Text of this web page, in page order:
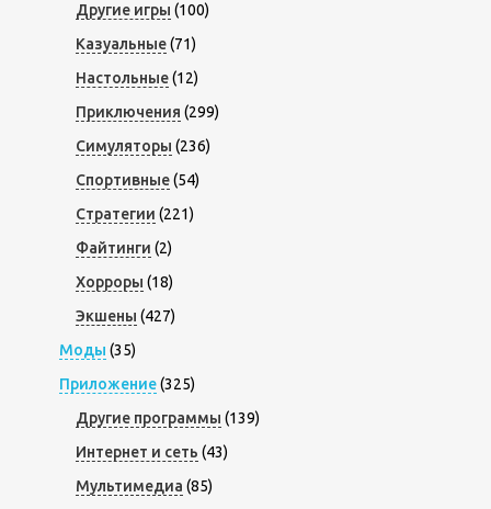
Другие игры (100)
Казуальные(71)
Настольные(12)
Приключения (299)
Симуляторы (236)
Спортивные(54)
Стратегии (221)
Файтинги (2)
Хорроры (18)
Экшены (427)
Моды (35)
Приложение(325)
Другие программы (139)
Интернет и сеть (43)
Мультимедиа (85)